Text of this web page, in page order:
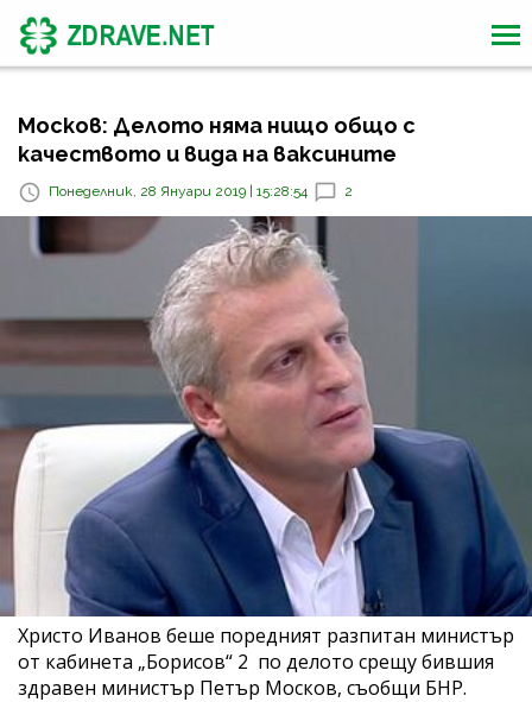
Москов: Делото няма нищо общо с
качеството и вида на ваксините
Понеделник, 28 Януари 2019 | 15:28:54 2
Христо Иванов беше поредният разпитан министър
от кабинета „Борисов“ 2 по делото срещу бившия
здравен министър Петър Москов, съобщи БНР.